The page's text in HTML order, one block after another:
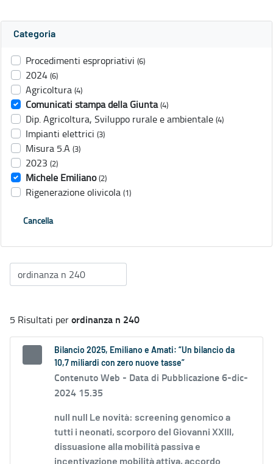
Categoria
Procedimenti espropriativi (6)
2024 (6)
Agricoltura (4)
Comunicati stampa della Giunta (4)
Dip. Agricoltura, Sviluppo rurale e ambientale (4)
Impianti elettrici (3)
Misura 5.A (3)
2023 (2)
Michele Emiliano (2)
Rigenerazione olivicola (1)
Cancella
5 Risultati perordinanza n 240
Bilancio 2025, Emiliano e Amati: “Un bilancio da
10,7 miliardi con zero nuove tasse”
Contenuto Web - Data di Pubblicazione 6-dic-
2024 15.35
null null Le novità: screening genomico a
tutti i neonati, scorporo del Giovanni XXIII,
dissuasione alla mobilità passiva e
incentivazione mobilità attiva, accordo